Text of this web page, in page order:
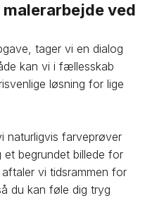
ved
tager vi en dialog
kan vi i fællesskab
løsning for lige
naturligvis farveprøver
et begrundet billede for
vi tidsrammen for
du kan føle dig tryg